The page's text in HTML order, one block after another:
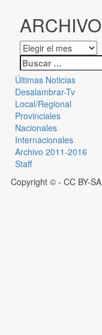
ARCHIVO
Últimas Noticias
Desalambrar-Tv
Local/Regional
Provinciales
Nacionales
Internacionales
Archivo 2011-2016
Staff
Copyright © - CC BY-SA